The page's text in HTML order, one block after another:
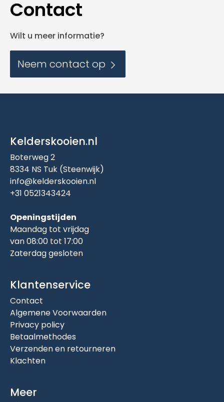
Contact
Wilt u meer informatie?
Neem contact op
Kelderskooien.nl
Boterweg 2
8334 NS Tuk (Steenwijk)
info@kelderskooien.nl
+31 0521343424
Openingstijden
Maandag tot vrijdag
van 08:00 tot 17:00
Zaterdag gesloten
Klantenservice
Contact
Algemene Voorwaarden
Privacy policy
Betaalmethodes
Verzenden en retourneren
Klachten
Meer